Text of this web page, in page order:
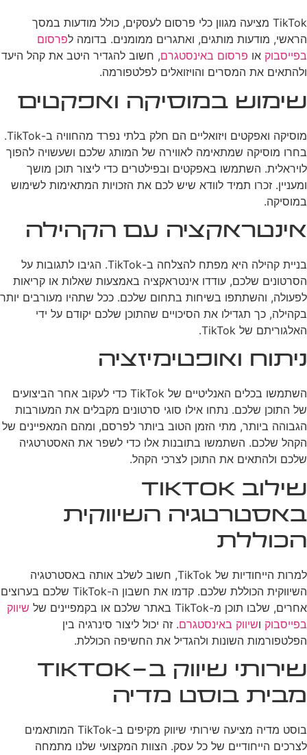
TikTok מציעה מגוון כלי פרסום לעסקים, כולל מודעות במסך
הראשי, מודעות מותגים, ואתגרים ממומנים. בדומה לפרסום
בפייסבוק או פרסום באינסטגרם, חשוב להגדיר היטב את קהל היעד
ולהתאים את המסרים והויזואלים לפלטפורמה.
שימוש במוסיקה ואפקטים
מוסיקה ואפקטים ויזואליים הם חלק בלתי נפרד מהחוויה ב-TikTok.
בחרו מוסיקה שמתאימה לאווירה של המותג שלכם ושעשויה להפוך
לויראלית. השתמשו באפקטים ובפילטרים כדי ליצור תוכן מושך
ומעניין. זכרו תמיד לוודא שיש לכם את הזכויות המתאימות לשימוש
במוסיקה.
אינטראקציה עם הקהילה
בניית קהילה היא מפתח להצלחה ב-TikTok. הגיבו לתגובות על
הסרטונים שלכם, עודדו אינטראקציה באמצעות שאלות או קריאות
לפעולה, והשתתפו בשיחות בתחום שלכם. ככל שתהיו מעורבים יותר
בקהילה, כך תגדילו את הסיכויים שהתוכן שלכם יקודם על ידי
האלגוריתם של TikTok.
ניתוח ואופטימיזציה
השתמשו בכלים האנליטיים של TikTok כדי לעקוב אחר הביצועים
של התוכן שלכם. נתחו אילו סוגי סרטונים מקבלים את המעורבות
הגבוהה ביותר, מתי הזמן הטוב ביותר לפרסם, ומהם המאפיינים של
הקהל שלכם. השתמשו בתובנות אלו כדי לשפר את האסטרטגיה
שלכם ולהתאים את התוכן לצרכי הקהל.
שילוב TikTok
באסטרטגיה השיווקית
הכוללת
למרות הייחודיות של TikTok, חשוב לשלב אותה באסטרטגיה
השיווקית הכוללת שלכם. קדמו את חשבון ה-TikTok שלכם בערוצים
אחרים, שלבו תוכן מ-TikTok באתר שלכם או בקמפיינים של
שיווק
בפייסבוק ושיווק באינסטגרם. זה יכול ליצור סינרגיה בין
הפלטפורמות השונות ולהגדיל את החשיפה הכוללת.
שירותי שיווק ב-TikTok
מבית בוסט מדיה
בוסט מדיה מציעה שירותי שיווק מקיפים ב-TikTok המותאמים
לצרכים הייחודיים של כל עסק. הצוות המקצועי שלנו מתמחה